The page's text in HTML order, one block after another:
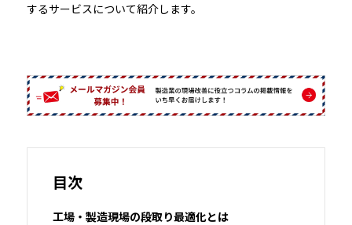
するサービスについて紹介します。
目次
工場・製造現場の段取り最適化とは